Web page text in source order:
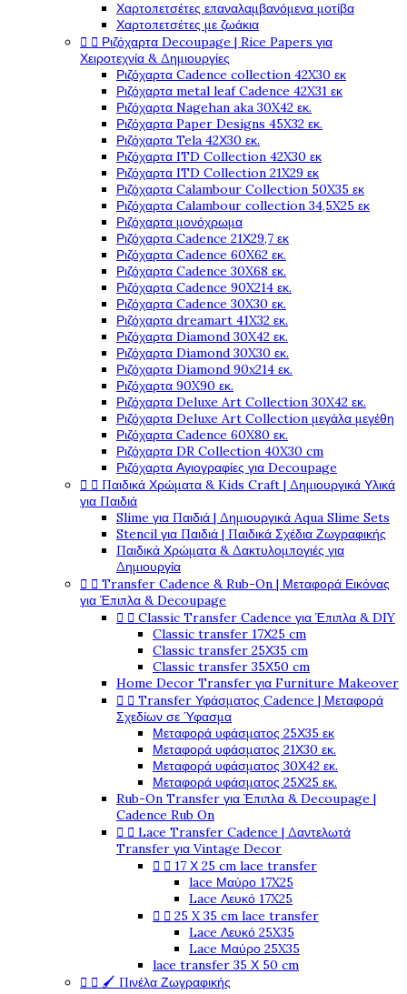
Χαρτοπετσέτες επαναλαμβανόμενα μοτίβα
Χαρτοπετσέτες με ζωάκια
  Ριζόχαρτα Decoupage | Rice Papers για
Χειροτεχνία & Δημιουργίες
Ριζόχαρτα Cadence collection 42X30 εκ
Ριζόχαρτα metal leaf Cadence 42X31 εκ
Ριζόχαρτα Nagehan aka 30X42 εκ.
Ριζόχαρτα Paper Designs 45X32 εκ.
Ριζόχαρτα Tela 42Χ30 εκ.
Ριζόχαρτα ITD Collection 42X30 εκ
Ριζόχαρτα ITD Collection 21X29 εκ
Ριζόχαρτα Calambour Collection 50X35 εκ
Ριζόχαρτα Calambour collection 34,5X25 εκ
Ριζόχαρτα μονόχρωμα
Ριζόχαρτα Cadence 21Χ29,7 εκ
Ριζόχαρτα Cadence 60X62 εκ.
Ριζόχαρτα Cadence 30X68 εκ.
Ριζόχαρτα Cadence 90X214 εκ.
Ριζόχαρτα Cadence 30X30 εκ.
Ριζόχαρτα dreamart 41X32 εκ.
Ριζόχαρτα Diamond 30X42 εκ.
Ριζόχαρτα Diamond 30X30 εκ.
Ριζόχαρτα Diamond 90x214 εκ.
Ριζόχαρτα 90X90 εκ.
Ριζόχαρτα Deluxe Art Collection 30X42 εκ.
Ριζόχαρτα Deluxe Art Collection μεγάλα μεγέθη
Ριζόχαρτα Cadence 60X80 εκ.
Ριζόχαρτα DR Collection 40X30 cm
Ριζόχαρτα Αγιογραφίες για Decoupage
  Παιδικά Χρώματα & Kids Craft | Δημιουργικά Υλικά
για Παιδιά
Slime για Παιδιά | Δημιουργικά Aqua Slime Sets
Stencil για Παιδιά | Παιδικά Σχέδια Ζωγραφικής
Παιδικά Χρώματα & Δακτυλομπογιές για
Δημιουργία
  Transfer Cadence & Rub-On | Μεταφορά Εικόνας
για Έπιπλα & Decoupage
  Classic Transfer Cadence για Έπιπλα & DIY
Classic transfer 17Χ25 cm
Classic transfer 25Χ35 cm
Classic transfer 35Χ50 cm
Home Decor Transfer για Furniture Makeover
  Transfer Υφάσματος Cadence | Μεταφορά
Σχεδίων σε Ύφασμα
Μεταφορά υφάσματος 25Χ35 εκ
Μεταφορά υφάσματος 21Χ30 εκ.
Μεταφορά υφάσματος 30Χ42 εκ.
Μεταφορά υφάσματος 25Χ25 εκ.
Rub-On Transfer για Έπιπλα & Decoupage |
Cadence Rub On
  Lace Transfer Cadence | Δαντελωτά
Transfer για Vintage Decor
  17 Χ 25 cm lace transfer
lace Μαύρο 17X25
Lace Λευκό 17X25
  25 X 35 cm lace transfer
Lace Λευκό 25X35
Lace Μαύρο 25X35
lace transfer 35 Χ 50 cm
  🖌️ Πινέλα Ζωγραφικής